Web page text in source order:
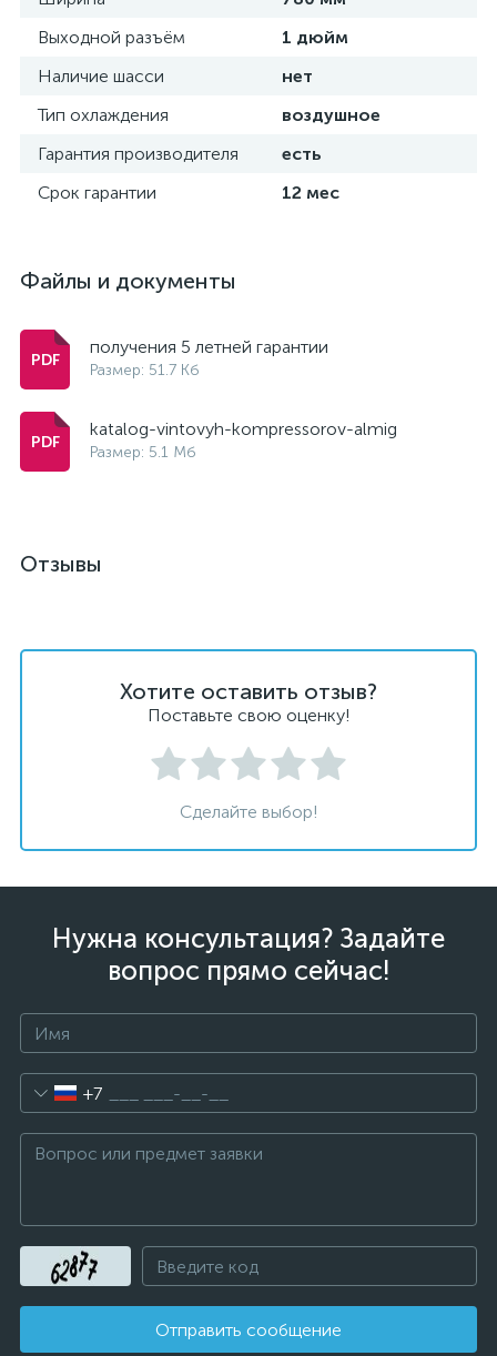
Выходной разъём
1 дюйм
Наличие шасси
нет
Тип охлаждения
воздушное
Гарантия производителя
есть
Срок гарантии
12 мес
Файлы и документы
получения 5 летней гарантии
Размер: 51.7 Кб
katalog-vintovyh-kompressorov-almig
Размер: 5.1 Мб
Отзывы
Хотите оставить отзыв?
Поставьте свою оценку!
Сделайте выбор!
Нужна консультация? Задайте
вопрос прямо сейчас!
+7
Отправить сообщение